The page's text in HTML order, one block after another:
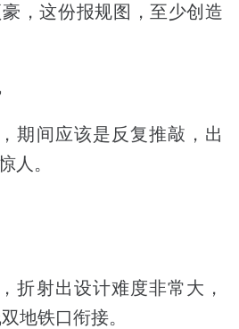
，这份报规图，至少创造
期间应该是反复推敲，出
人。
折射出设计难度非常大，
地铁口衔接。